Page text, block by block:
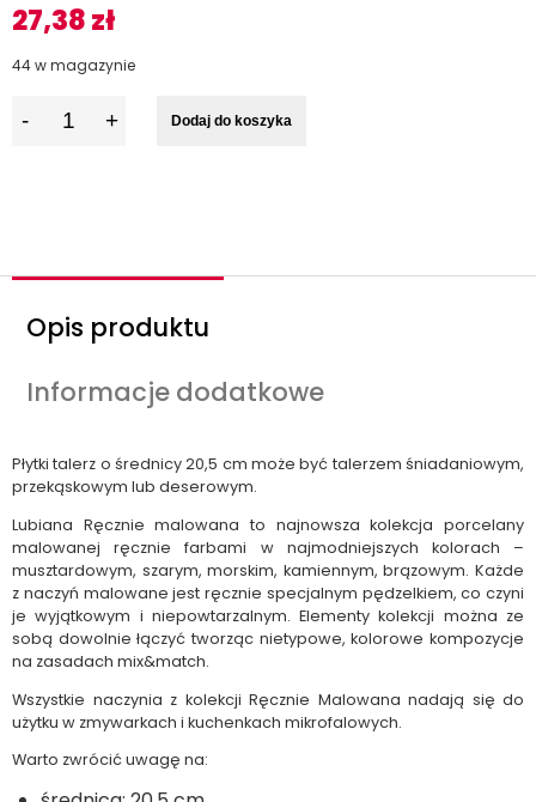
27,38zł
44 w magazynie
Dodaj do koszyka
Opis produktu
Informacje dodatkowe
Płytki talerz o średnicy 20,5 cm może być talerzem śniadaniowym,
przekąskowym lub deserowym.
Lubiana Ręcznie malowana to najnowsza kolekcja porcelany
malowanej ręcznie farbami w najmodniejszych kolorach –
musztardowym, szarym, morskim, kamiennym, brązowym. Każde
z naczyń malowane jest ręcznie specjalnym pędzelkiem, co czyni
je wyjątkowym i niepowtarzalnym. Elementy kolekcji można ze
sobą dowolnie łączyć tworząc nietypowe, kolorowe kompozycje
na zasadach mix&match.
Wszystkie naczynia z kolekcji Ręcznie Malowana nadają się do
użytku w zmywarkach i kuchenkach mikrofalowych.
Warto zwrócić uwagę na: